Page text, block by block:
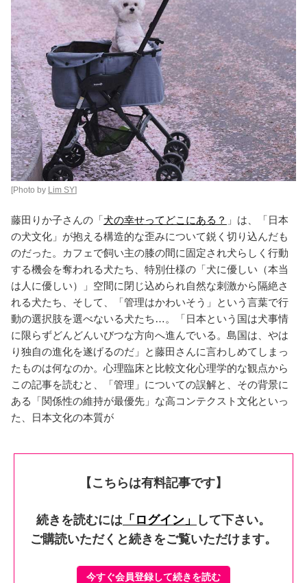
[Photo by Lim SY]
藤田りか子さんの「 犬の幸せってどこにある？ 」は、「日本
の犬文化」が抱える構造的な歪みについて鋭く切り込んだも
のだった。カフェで飼い主の膝の間に固定され犬らしく行動
する機会を奪われる犬たち、特別仕様の「犬に優しい（本当
は人に優しい）」空間に閉じ込められ自然な刺激から隔絶さ
れる犬たち、そして、「管理はかわいそう」という言葉で行
動の選択肢を選べないる犬たち…。「日本という国は犬事情
に限らずどんどんいびつな方向へ進んでいる。島国は、やは
り独自の進化を遂げるのだ」と藤田さんに言わしめてしまっ
たものは何なのか。心理臨床と比較文化心理学的な観点から
この記事を読むと、「管理」についての誤解と、その背景に
ある「関係性の維持が最優先」な高コンテクスト文化といっ
た、日本文化の本質が
【こちらは有料記事です】
続きを読むには 「ログイン」
して下さい。
ご購読いただくと続きをご覧いただけます。
今すぐ会員登録して続きを読む